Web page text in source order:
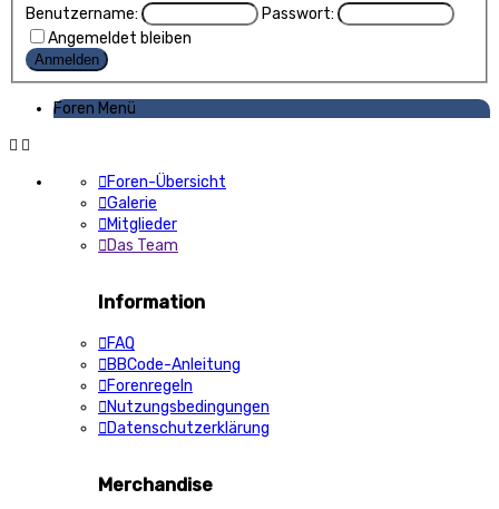
Benutzername:
Passwort:
Angemeldet bleiben
Foren Menü
Foren-Übersicht
Galerie
Mitglieder
Das Team
Information
FAQ
BBCode-Anleitung
Forenregeln
Nutzungsbedingungen
Datenschutzerklärung
Merchandise